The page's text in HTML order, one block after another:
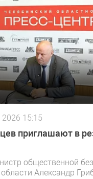
2026 15:15
приглашают в
общественной
Александр